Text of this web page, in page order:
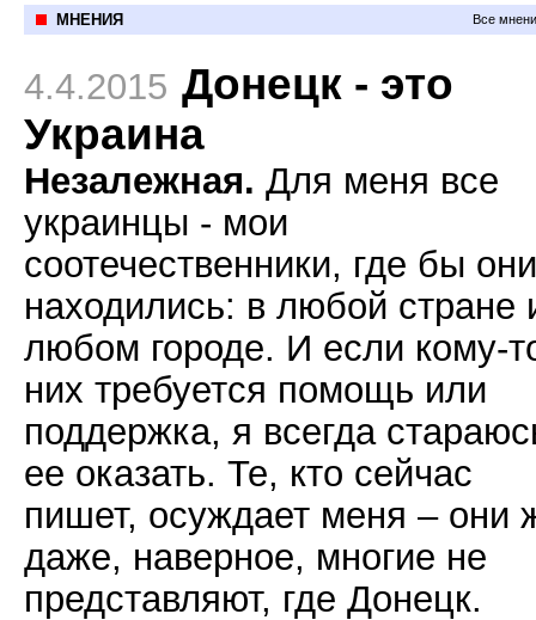
МНЕНИЯ Все
4.4.2015 Донецк - это
Украина
Незалежная. Для меня все
украинцы - мои
соотечественники, где бы
находились: в любой стране
любом городе. И если кому-
них требуется помощь или
поддержка, я всегда
ее оказать. Те, кто сейчас
пишет, осуждает меня – они
даже, наверное, многие не
представляют, где Донецк.